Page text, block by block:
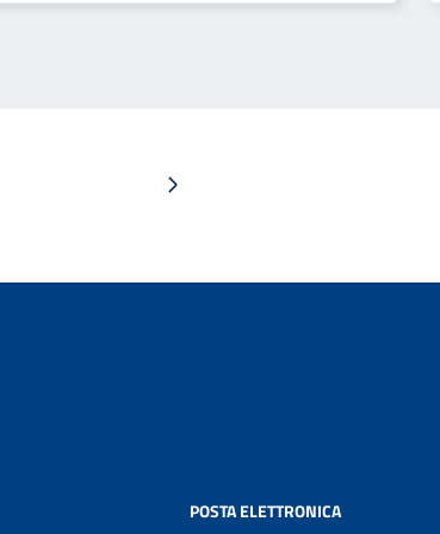
Pagina successiva
POSTA ELETTRONICA